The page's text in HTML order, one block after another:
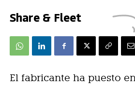
Share & Fleet
El fabricante ha puesto